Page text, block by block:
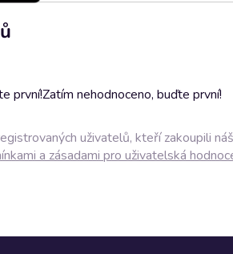
první!Zatím nehodnoceno, buďte první!
uživatelů, kteří zakoupili
a zásadami pro uživatelská